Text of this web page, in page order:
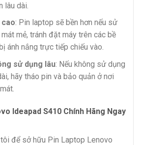
lâu dài.
: Pin laptop sẽ bền hơn nếu sử
mẻ, tránh đặt máy trên các bề
ánh nắng trực tiếp chiếu vào.
sử dụng lâu: Nếu không sử dụng
hãy tháo pin và bảo quản ở nơi
Ideapad S410 Chính Hãng Ngay
để sở hữu Pin Laptop Lenovo